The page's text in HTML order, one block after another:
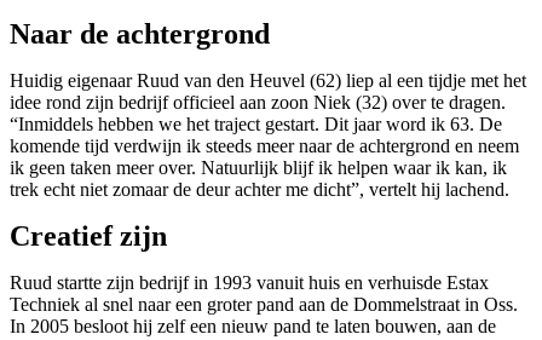
Naar de achtergrond
Huidig eigenaar Ruud van den Heuvel (62) liep al een tijdje met het
idee rond zijn bedrijf officieel aan zoon Niek (32) over te dragen.
“Inmiddels hebben we het traject gestart. Dit jaar word ik 63. De
komende tijd verdwijn ik steeds meer naar de achtergrond en neem
ik geen taken meer over. Natuurlijk blijf ik helpen waar ik kan, ik
trek echt niet zomaar de deur achter me dicht”, vertelt hij lachend.
Creatief zijn
Ruud startte zijn bedrijf in 1993 vanuit huis en verhuisde Estax
Techniek al snel naar een groter pand aan de Dommelstraat in Oss.
In 2005 besloot hij zelf een nieuw pand te laten bouwen, aan de